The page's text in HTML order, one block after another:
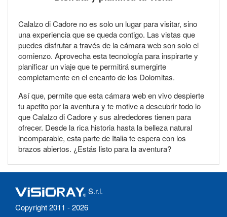
Calalzo di Cadore no es solo un lugar para visitar, sino
una experiencia que se queda contigo. Las vistas que
puedes disfrutar a través de la cámara web son solo el
comienzo. Aprovecha esta tecnología para inspirarte y
planificar un viaje que te permitirá sumergirte
completamente en el encanto de los Dolomitas.
Así que, permite que esta cámara web en vivo despierte
tu apetito por la aventura y te motive a descubrir todo lo
que Calalzo di Cadore y sus alrededores tienen para
ofrecer. Desde la rica historia hasta la belleza natural
incomparable, esta parte de Italia te espera con los
brazos abiertos. ¿Estás listo para la aventura?
S.r.l.
Copyright 2011 - 2026